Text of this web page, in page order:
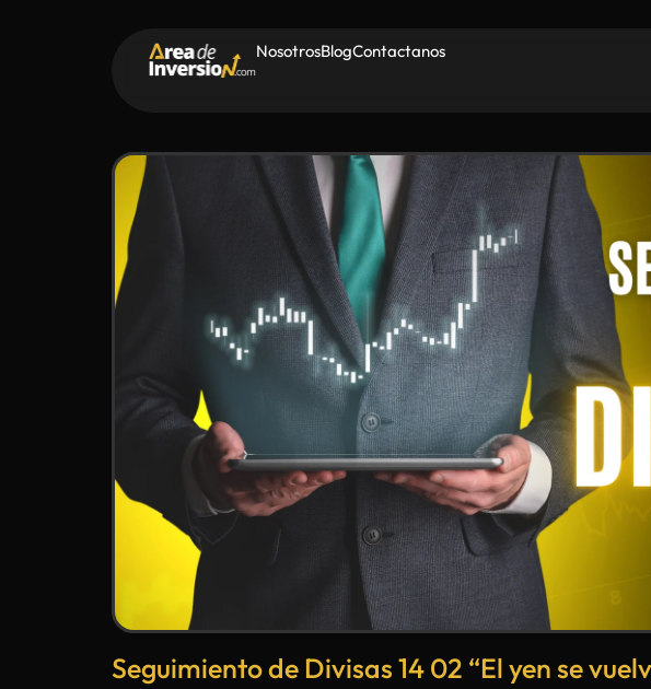
NosotrosBlogContactanos
Seguimiento de Divisas 14 02 “El yen se